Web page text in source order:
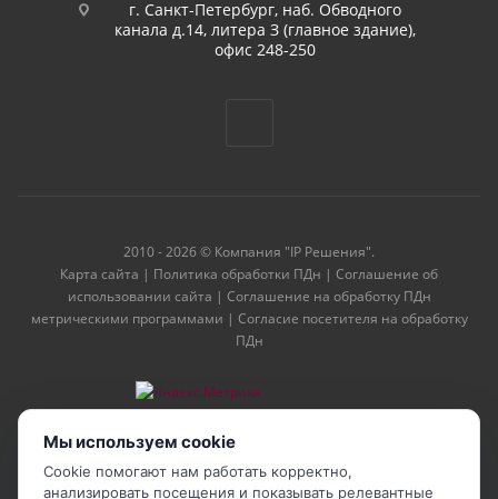
г. Санкт-Петербург, наб. Обводного
канала д.14, литера З (главное здание),
офис 248-250
2010 - 2026 © Компания "IP Решения".
Карта сайта | Политика обработки ПДн | Соглашение об
использовании сайта | Соглашение на обработку ПДн
метрическими программами | Согласие посетителя на обработку
ПДн
Мы используем cookie
Cookie помогают нам работать корректно,
анализировать посещения и показывать релевантные